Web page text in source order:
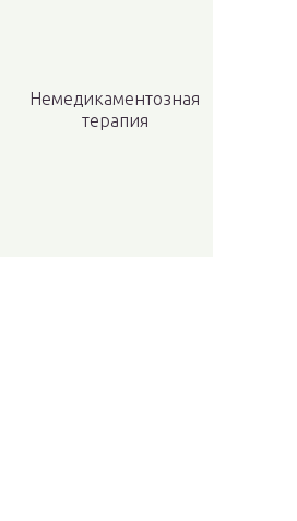
Немедикаментозная
терапия